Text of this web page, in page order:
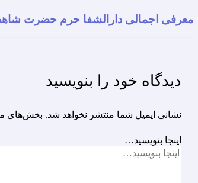
معرفی اجمالی دارالشفا حرم حضرت
دیدگاه‌ خود را بنویسید
نشانی ایمیل شما منتشر نخواهد شد. بخش‌های
اینجا بنویسید…